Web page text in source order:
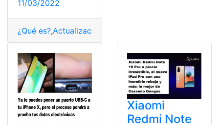
11/03/2022
¿Qué es?,Actualización
Xiaomi
Redmi Note